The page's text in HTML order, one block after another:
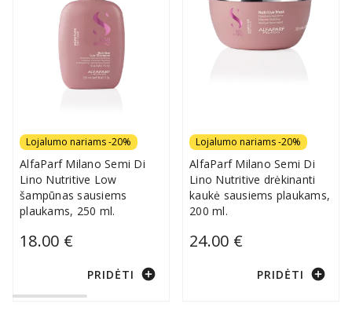
Lojalumo nariams -20%
AlfaParf Milano Semi Di
Lino Nutritive Low
šampūnas sausiems
plaukams, 250 ml.
18.00 €
PRIDĖTI add_circle
Lojalumo nariams -20%
AlfaParf Milano Semi Di
Lino Nutritive drėkinanti
kaukė sausiems plaukams,
200 ml.
24.00 €
PRIDĖTI add_circle